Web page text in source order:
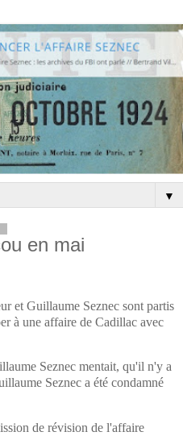
▼
en mai
et Guillaume Seznec sont partis
à une affaire de Cadillac avec
Seznec mentait, qu'il n'y a
Seznec a été condamné
de révision de l'affaire